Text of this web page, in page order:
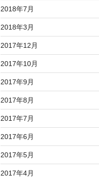
2018年7月
2018年3月
2017年12月
2017年10月
2017年9月
2017年8月
2017年7月
2017年6月
2017年5月
2017年4月